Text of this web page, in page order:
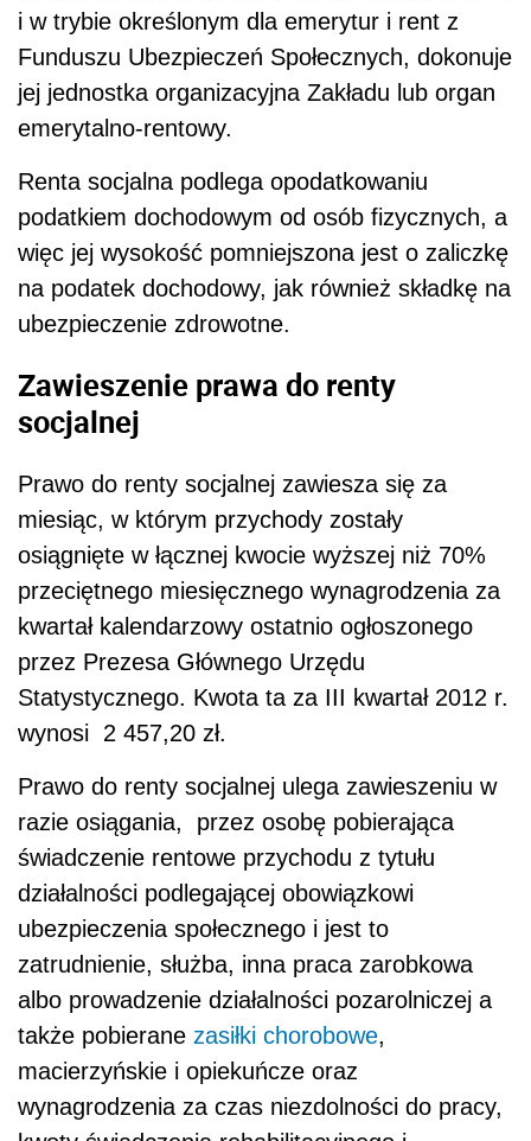
i w trybie określonym dla emerytur i rent z
Funduszu Ubezpieczeń Społecznych, dokonuje
jej jednostka organizacyjna Zakładu lub organ
emerytalno-rentowy.
Renta socjalna podlega opodatkowaniu
podatkiem dochodowym od osób fizycznych, a
więc jej wysokość pomniejszona jest o zaliczkę
na podatek dochodowy, jak również składkę na
ubezpieczenie zdrowotne.
Zawieszenie prawa do renty
socjalnej
Prawo do renty socjalnej zawiesza się za
miesiąc, w którym przychody zostały
osiągnięte w łącznej kwocie wyższej niż 70%
przeciętnego miesięcznego wynagrodzenia za
kwartał kalendarzowy ostatnio ogłoszonego
przez Prezesa Głównego Urzędu
Statystycznego. Kwota ta za III kwartał 2012 r.
wynosi 2 457,20 zł.
Prawo do renty socjalnej ulega zawieszeniu w
razie osiągania, przez osobę pobierająca
świadczenie rentowe przychodu z tytułu
działalności podlegającej obowiązkowi
ubezpieczenia społecznego i jest to
zatrudnienie, służba, inna praca zarobkowa
albo prowadzenie działalności pozarolniczej a
także pobierane zasiłki chorobowe,
macierzyńskie i opiekuńcze oraz
wynagrodzenia za czas niezdolności do pracy,